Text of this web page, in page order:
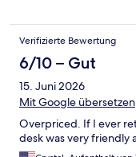
Verifizierte Bewertung
6/10 – Gut
15. Juni 2026
Mit Google übersetzen
Overpriced. If I ever
desk was very friendly